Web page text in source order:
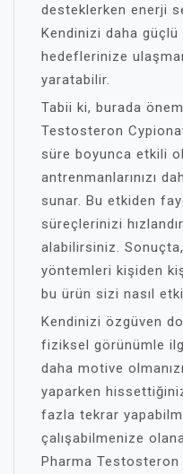
desteklerken enerji
Kendinizi daha
hedeflerinize
yaratabilir.
Tabii ki, burada
Testosteron
süre boyunca etkili
antrenmanlarınızı
sunar. Bu etkiden
süreçlerinizi
alabilirsiniz.
yöntemleri kişiden
bu ürün sizi nasıl
Kendinizi özgüven
fiziksel görünümle
daha motive
yaparken
fazla tekrar
çalışabilmenize
Pharma Testosteron